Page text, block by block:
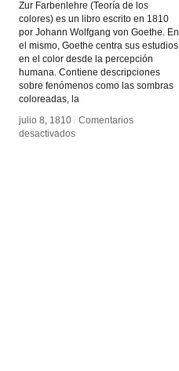
Zur Farbenlehre (Teoría de los
colores) es un libro escrito en 1810
por Johann Wolfgang von Goethe. En
el mismo, Goethe centra sus estudios
en el color desde la percepción
humana. Contiene descripciones
sobre fenómenos como las sombras
coloreadas, la
julio 8, 1810 / Comentarios
desactivadosen
julio 8, 1810 / Comentarios
desactivadosen